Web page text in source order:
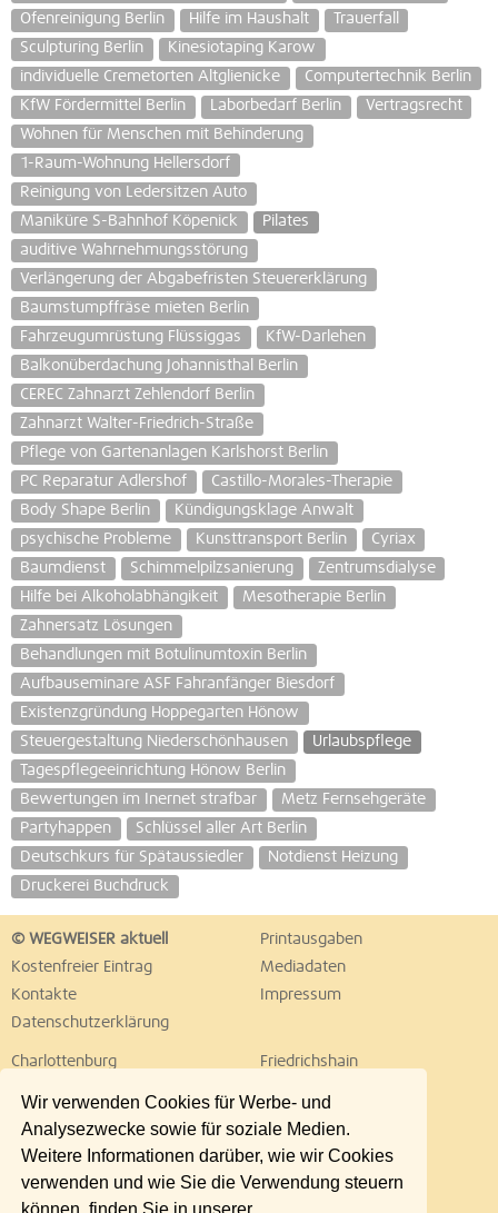
Wir verwenden Cookies für Werbe- und
Analysezwecke sowie für soziale Medien.
Weitere Informationen darüber, wie wir Cookies
verwenden und wie Sie die Verwendung steuern
können, finden Sie in unserer
Ofenreinigung Berlin
Hilfe im Haushalt
Trauerfall
Sculpturing Berlin
Kinesiotaping Karow
individuelle Cremetorten Altglienicke
Computertechnik Berlin
KfW Fördermittel Berlin
Laborbedarf Berlin
Vertragsrecht
Wohnen für Menschen mit Behinderung
1-Raum-Wohnung Hellersdorf
Reinigung von Ledersitzen Auto
Maniküre S-Bahnhof Köpenick
Pilates
auditive Wahrnehmungsstörung
Verlängerung der Abgabefristen Steuererklärung
Baumstumpffräse mieten Berlin
Fahrzeugumrüstung Flüssiggas
KfW-Darlehen
Balkonüberdachung Johannisthal Berlin
CEREC Zahnarzt Zehlendorf Berlin
Zahnarzt Walter-Friedrich-Straße
Pflege von Gartenanlagen Karlshorst Berlin
PC Reparatur Adlershof
Castillo-Morales-Therapie
Body Shape Berlin
Kündigungsklage Anwalt
psychische Probleme
Kunsttransport Berlin
Cyriax
Baumdienst
Schimmelpilzsanierung
Zentrumsdialyse
Hilfe bei Alkoholabhängikeit
Mesotherapie Berlin
Zahnersatz Lösungen
Behandlungen mit Botulinumtoxin Berlin
Aufbauseminare ASF Fahranfänger Biesdorf
Existenzgründung Hoppegarten Hönow
Steuergestaltung Niederschönhausen
Urlaubspflege
Tagespflegeeinrichtung Hönow Berlin
Bewertungen im Inernet strafbar
Metz Fernsehgeräte
Partyhappen
Schlüssel aller Art Berlin
Deutschkurs für Spätaussiedler
Notdienst Heizung
Druckerei Buchdruck
© WEGWEISER aktuell
Printausgaben
Kostenfreier Eintrag
Mediadaten
Kontakte
Impressum
Datenschutzerklärung
Charlottenburg
Friedrichshain
Lichtenberg
Marzahn
Neukölln
Pankow